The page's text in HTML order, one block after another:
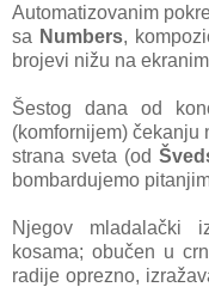
Automatizovanim
sa Numbers,
brojevi nižu na
Šestog dana od
(komfornijem) čekanju
strana sveta (od
bombardujemo
Njegov mladalački
kosama; obučen u
radije oprezno,